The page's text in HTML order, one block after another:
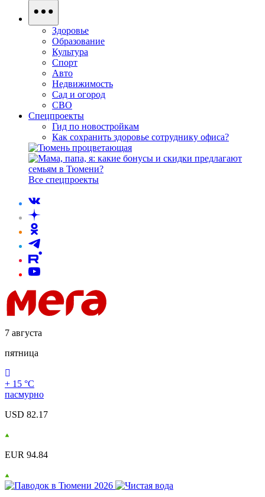
Здоровье
Образование
Культура
Спорт
Авто
Недвижимость
Сад и огород
СВО
Спецпроекты
Гид по новостройкам
Как сохранить здоровье сотруднику офиса?
Все спецпроекты
7 августа
пятница
+ 15 °С
пасмурно
USD 82.17
EUR 94.84